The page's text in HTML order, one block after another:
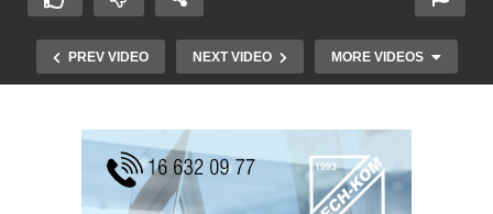
PREV VIDEO NEXT VIDEO MORE VIDEOS